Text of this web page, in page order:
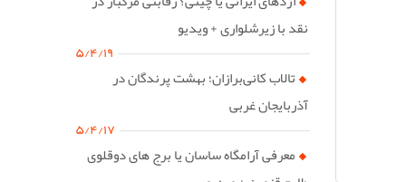
نقد با زیرشلواری + ویدیو
۵/۴/۱۹
تالاب کانی‌برازان؛ بهشت پرندگان در
آذربایجان غربی
۵/۴/۱۷
معرفی آرامگاه ساسان یا برج های دوقلوی